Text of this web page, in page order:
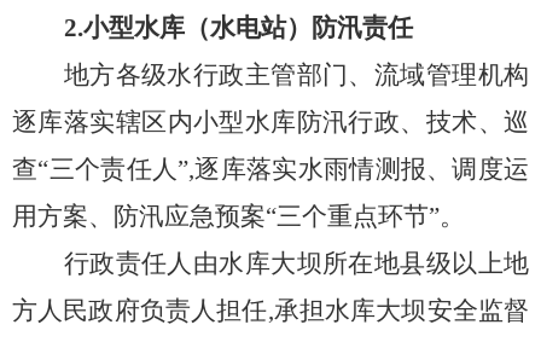
2.小型水库（水电站）
防汛责任
地方各级水行政主管部门、流域管理机构
逐库落实辖区内小型水库防汛行政、技术、巡
查“三个责任人”,逐库落实水雨情测报、调度运
用方案、防汛应急预案“三个重点环节”。
行政责任人由水库大坝所在地县级以上地
方人民政府负责人担任,承担水库大坝安全监督